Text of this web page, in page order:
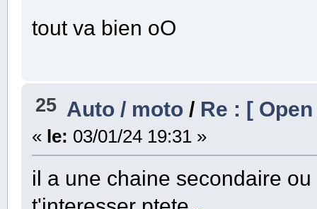
tout va bien oO
25 Auto / moto / Re : [
« le: 03/01/24 19:31 »
il a une chaine secondaire